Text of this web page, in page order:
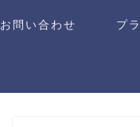
お問い合わせ プ